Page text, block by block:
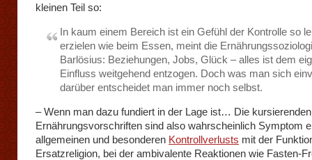
kleinen Teil so:
In kaum einem Bereich ist ein Gefühl der Kontrolle so
erzielen wie beim Essen, meint die
Barlösius: Beziehungen, Jobs, Glück – alles ist dem
Einfluss weitgehend entzogen. Doch was man sich
darüber entscheidet man immer noch selbst.
– Wenn man dazu fundiert in der Lage ist… Die kursierenden
Ernährungsvorschriften sind also wahrscheinlich Symptom
allgemeinen und besonderen Kontrollverlusts mit der
Ersatzreligion, bei der ambivalente Reaktionen wie Fasten-